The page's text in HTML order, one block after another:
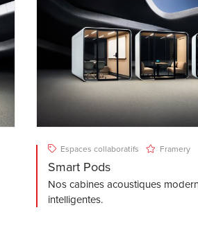
Espaces collaboratifs Framery
Smart Pods
Nos cabines acoustiques
intelligentes.